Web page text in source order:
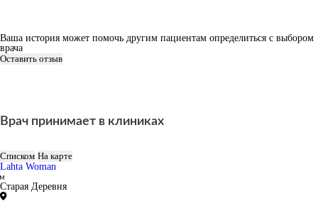
Ваша история может помочь другим пациентам определиться с выбором
врача
Оставить отзыв
Врач принимает в клиниках
Списком На карте
Lahta Woman
Старая Деревня